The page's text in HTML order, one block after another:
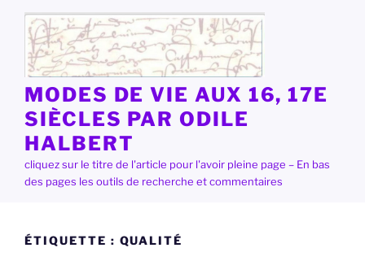
contenu
principal
MODES DE VIE AUX 16, 17E
SIÈCLES PAR ODILE
HALBERT
cliquez sur le titre de l'article pour l'avoir pleine page – En bas
des pages les outils de recherche et commentaires
ÉTIQUETTE : QUALITÉ